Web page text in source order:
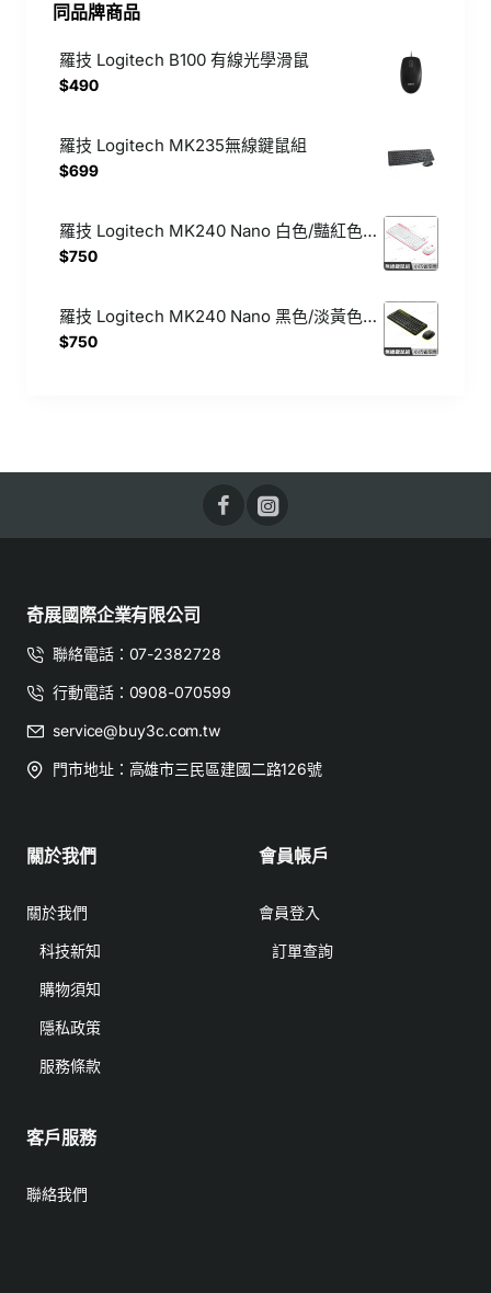
同品牌商品
羅技 Logitech B100 有線光學滑鼠
$490
羅技 Logitech MK235無線鍵鼠組
$699
羅技 Logitech MK240 Nano 白色/豔紅色 小巧無線鍵盤滑鼠組
$750
羅技 Logitech MK240 Nano 黑色/淡黃色 小巧無線鍵盤滑鼠組
$750
奇展國際企業有限公司
聯絡電話：07-2382728
行動電話：0908-070599
service@buy3c.com.tw
門市地址：高雄市三民區建國二路126號
關於我們
關於我們
科技新知
購物須知
隱私政策
服務條款
會員帳戶
會員登入
訂單查詢
客戶服務
聯絡我們